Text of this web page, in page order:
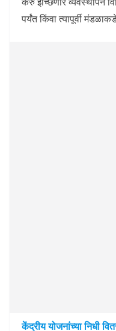
पर्यंत किंवा त्यापूर्वी
केंद्रीय योजनांच्या निधी